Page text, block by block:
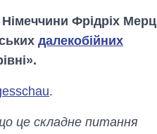
Фрідріх Мерц
далекобійних
.
це складне питання